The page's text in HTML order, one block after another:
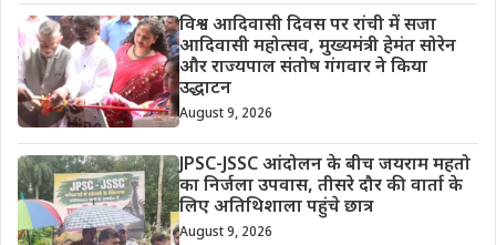
विश्व आदिवासी दिवस पर रांची में सजा
आदिवासी महोत्सव, मुख्यमंत्री हेमंत सोरेन
और राज्यपाल संतोष गंगवार ने किया
उद्धाटन
August 9, 2026
JPSC-JSSC आंदोलन के बीच जयराम महतो
का निर्जला उपवास, तीसरे दौर की वार्ता के
लिए अतिथिशाला पहुंचे छात्र
August 9, 2026